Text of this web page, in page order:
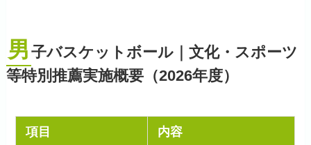
男 子バスケットボール｜文化・スポーツ
等特別推薦実施概要（2026年度）
項目 内容